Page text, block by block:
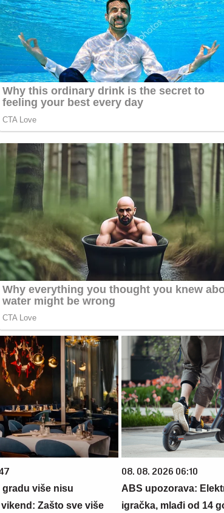
gradu više nisu
Zašto sve više
08. 08. 2026 06:10
ABS upozorava:
igračka, mlađi od 14